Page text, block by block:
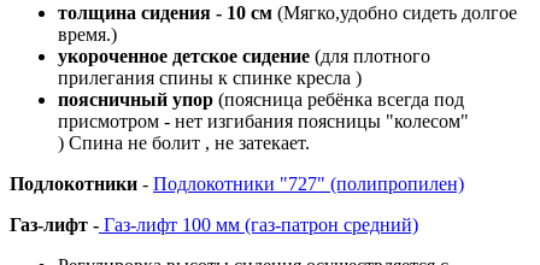
толщина сидения - 10 см (Мягко,удобно сидеть долгое
время.)
укороченное детское сидение (для плотного
прилегания спины к спинке кресла )
поясничный упор (поясница ребёнка всегда под
присмотром - нет изгибания поясницы "колесом"
) Спина не болит , не затекает.
Подлокотники - Подлокотники "727" (полипропилен)
Газ-лифт - Газ-лифт 100 мм (газ-патрон средний)